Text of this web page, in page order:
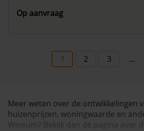
Op aanvraag
1 2 3 ...
Meer weten over de ontwikkelingen
huizenprijzen, woningwaarde en
Winsum? Bekijk dan de pagina over